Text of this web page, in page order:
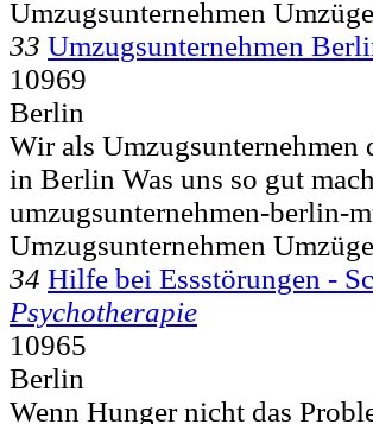
Umzugsunternehmen
33 Umzugsunternehmen
10969
Berlin
Wir als Umzugsunternehmen
in Berlin Was uns so gut
umzugsunternehmen-berlin-
Umzugsunternehmen
34 Hilfe bei Essstörungen -
Psychotherapie
10965
Berlin
Wenn Hunger nicht das